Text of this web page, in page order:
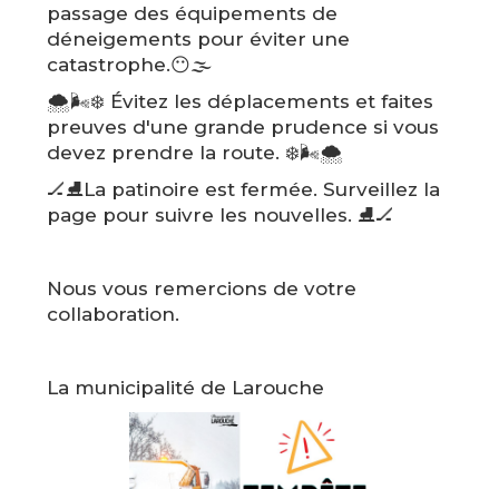
passage des équipements de
déneigements pour éviter une
catastrophe.😶🌫️
🌨️🌬️❄️ Évitez les déplacements et faites
preuves d'une grande prudence si vous
devez prendre la route. ❄️🌬️🌨️
🏒⛸️La patinoire est fermée. Surveillez la
page pour suivre les nouvelles. ⛸️🏒
Nous vous remercions de votre
collaboration.
La municipalité de Larouche